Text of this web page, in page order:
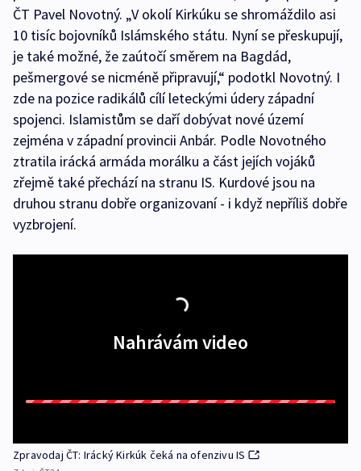
ČT Pavel Novotný. „V okolí Kirkúku se shromáždilo asi
10 tisíc bojovníků Islámského státu. Nyní se přeskupují,
je také možné, že zaútočí směrem na Bagdád,
pešmergové se nicméně připravují,“ podotkl Novotný. I
zde na pozice radikálů cílí leteckými údery západní
spojenci. Islamistům se daří dobývat nové území
zejména v západní provincii Anbár. Podle Novotného
ztratila irácká armáda morálku a část jejích vojáků
zřejmě také přechází na stranu IS. Kurdové jsou na
druhou stranu dobře organizovaní - i když nepříliš dobře
vyzbrojení.
Nahrávám video
Zpravodaj ČT: Irácký Kirkúk čeká na ofenzivu IS